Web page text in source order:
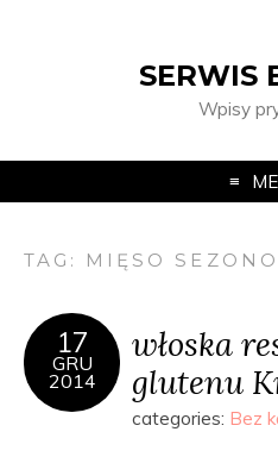
SERWIS
Wpisy
TAG: MIĘSO
17
GRU
2014
włoska
glutenu
categories: Bez